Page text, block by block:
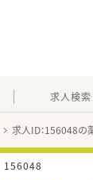
求人検索
求人ID：156048の
156048